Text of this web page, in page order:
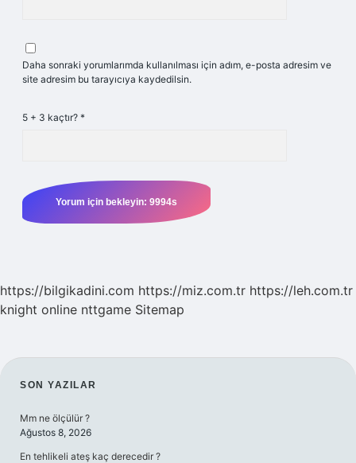
Daha sonraki yorumlarımda kullanılması için adım, e-posta adresim ve
site adresim bu tarayıcıya kaydedilsin.
5 + 3 kaçtır? *
https://bilgikadini.com https://miz.com.tr https://leh.com.tr
knight online nttgame Sitemap
SIDEBAR
SON YAZILAR
Mm ne ölçülür ?
Ağustos 8, 2026
En tehlikeli ateş kaç derecedir ?